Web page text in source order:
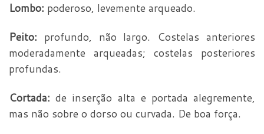
Lombo: poderoso, levemente arqueado.
Peito: profundo, não largo. Costelas anteriores
moderadamente arqueadas; costelas posteriores
profundas.
Cortada: de inserção alta e portada alegremente,
mas não sobre o dorso ou curvada. De boa força.